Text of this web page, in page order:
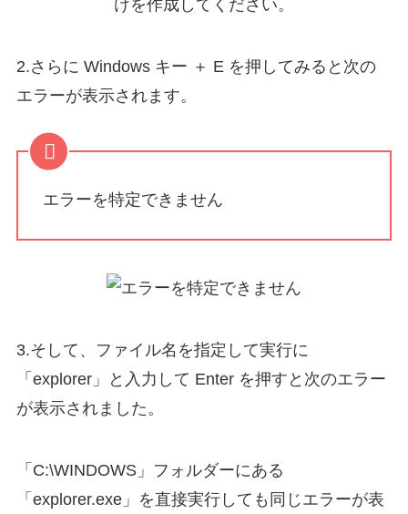
2.さらに Windows キー ＋ E を押してみると次の
エラーが表示されます。
エラーを特定できません
3.そして、ファイル名を指定して実行に
「explorer」と入力して Enter を押すと次のエラー
が表示されました。
「C:\WINDOWS」フォルダーにある
「explorer.exe」を直接実行しても同じエラーが表